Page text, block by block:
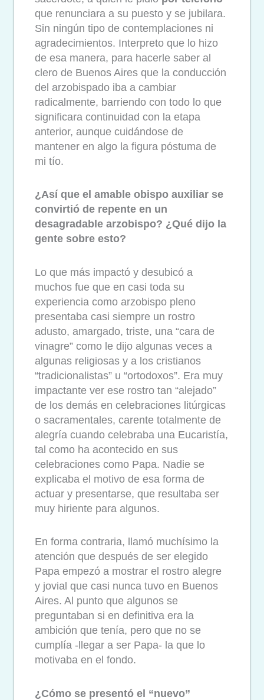
que renunciara a su puesto y se jubilara.
Sin ningún tipo de contemplaciones ni
agradecimientos. Interpreto que lo hizo
de esa manera, para hacerle saber al
clero de Buenos Aires que la conducción
del arzobispado iba a cambiar
radicalmente, barriendo con todo lo que
significara continuidad con la etapa
anterior, aunque cuidándose de
mantener en algo la figura póstuma de
mi tío.
¿Así que el amable obispo auxiliar se
convirtió de repente en un
desagradable arzobispo? ¿Qué dijo la
gente sobre esto?
Lo que más impactó y desubicó a
muchos fue que en casi toda su
experiencia como arzobispo pleno
presentaba casi siempre un rostro
adusto, amargado, triste, una “cara de
vinagre” como le dijo algunas veces a
algunas religiosas y a los cristianos
“tradicionalistas” u “ortodoxos”. Era muy
impactante ver ese rostro tan “alejado”
de los demás en celebraciones litúrgicas
o sacramentales, carente totalmente de
alegría cuando celebraba una Eucaristía,
tal como ha acontecido en sus
celebraciones como Papa. Nadie se
explicaba el motivo de esa forma de
actuar y presentarse, que resultaba ser
muy hiriente para algunos.
En forma contraria, llamó muchísimo la
atención que después de ser elegido
Papa empezó a mostrar el rostro alegre
y jovial que casi nunca tuvo en Buenos
Aires. Al punto que algunos se
preguntaban si en definitiva era la
ambición que tenía, pero que no se
cumplía -llegar a ser Papa- la que lo
motivaba en el fondo.
¿Cómo se presentó el “nuevo”